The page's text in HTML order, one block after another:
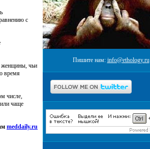
Пишите нам: info@ethology.ru
с
женщины, чьи
время
числе,
чаще
meddaily.ru